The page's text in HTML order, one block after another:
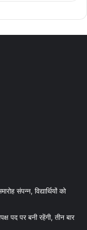
संपन्न, विद्यार्थियों को
पद पर बनी रहेंगी, तीन बार